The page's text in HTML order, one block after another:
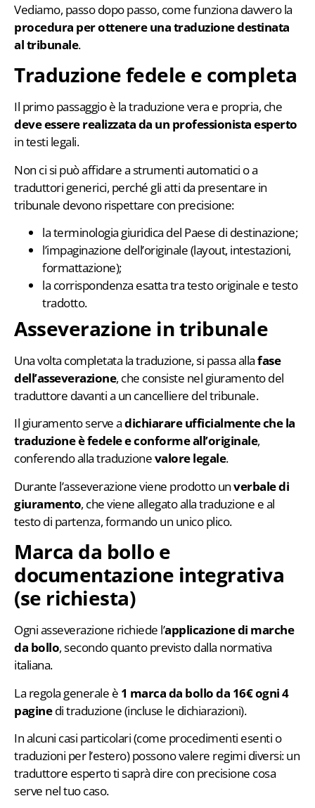
Vediamo, passo dopo passo, come funziona davvero la
procedura per ottenere una traduzione destinata
al tribunale.
Traduzione fedele e completa
Il primo passaggio è la traduzione vera e propria, che
deve essere realizzata da un professionista esperto
in testi legali.
Non ci si può affidare a strumenti automatici o a
traduttori generici, perché gli atti da presentare in
tribunale devono rispettare con precisione:
la terminologia giuridica del Paese di destinazione;
l’impaginazione dell’originale (layout, intestazioni,
formattazione);
la corrispondenza esatta tra testo originale e testo
tradotto.
Asseverazione in tribunale
Una volta completata la traduzione, si passa allafase
dell’asseverazione, che consiste nel giuramento del
traduttore davanti a un cancelliere del tribunale.
Il giuramento serve adichiarare ufficialmente che la
traduzione èfedele e conformeall’originale,
conferendo alla traduzionevalore legale.
Durante l’asseverazione viene prodotto unverbale di
giuramento, che viene allegato alla traduzione e al
testo di partenza, formando un unico plico.
Marca da bollo e
documentazione integrativa
(se richiesta)
Ogni asseverazione richiede l’applicazione di marche
da bollo, secondo quanto previsto dalla normativa
italiana.
La regola generale è 1 marca da bollo da 16€ ogni 4
paginedi traduzione (incluse le dichiarazioni).
In alcuni casi particolari (come procedimenti esenti o
traduzioni per l’estero) possono valere regimi diversi: un
traduttore esperto ti saprà dire con precisione cosa
serve nel tuo caso.